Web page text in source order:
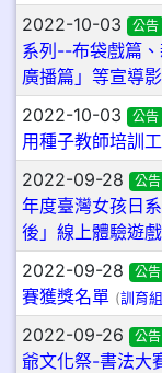
2022-10-03 公告
系列--布袋戲篇
廣播篇」等宣導
2022-10-03 公告
用種子教師培訓工
2022-09-28 公告
年度臺灣女孩日
後」線上體驗遊
2022-09-28 公告
賽獲獎名單 (訓育
2022-09-26 公告
爺文化祭-書法大